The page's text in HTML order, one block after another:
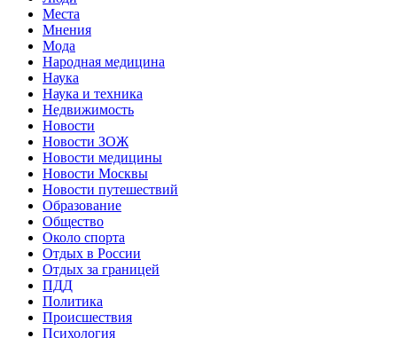
Места
Мнения
Мода
Народная медицина
Наука
Наука и техника
Недвижимость
Новости
Новости ЗОЖ
Новости медицины
Новости Москвы
Новости путешествий
Образование
Общество
Около спорта
Отдых в России
Отдых за границей
ПДД
Политика
Происшествия
Психология